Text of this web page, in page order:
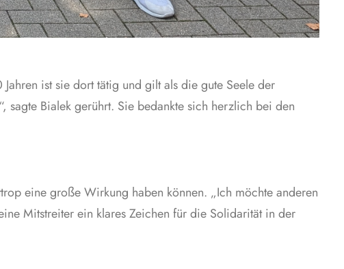
ist sie dort tätig und gilt als die gute Seele der
Bialek gerührt. Sie bedankte sich herzlich bei den
eine große Wirkung haben können. „Ich möchte anderen
Mitstreiter ein klares Zeichen für die Solidarität in der